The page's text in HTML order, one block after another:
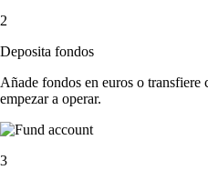
2
Deposita fondos
Añade fondos en euros o transfiere
empezar a operar.
3